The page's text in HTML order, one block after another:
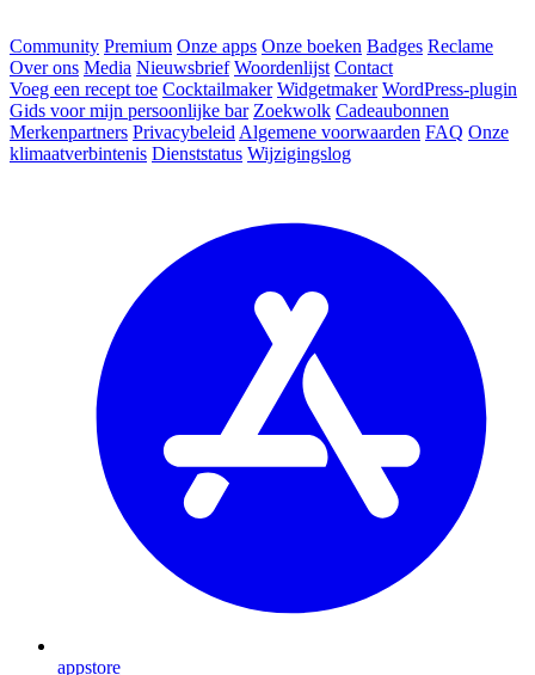
Community Premium Onze apps Onze boeken Badges Reclame
Over ons Media Nieuwsbrief Woordenlijst Contact
Voeg een recept toe Cocktailmaker Widgetmaker WordPress-plugin
Gids voor mijn persoonlijke bar Zoekwolk Cadeaubonnen
Merkenpartners Privacybeleid Algemene voorwaarden FAQ Onze
klimaatverbintenis Dienststatus Wijzigingslog
appstore